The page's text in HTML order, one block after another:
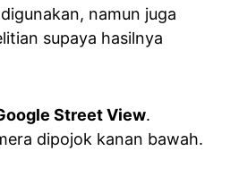
namun juga
supaya hasilnya
Street View.
dipojok kanan bawah.